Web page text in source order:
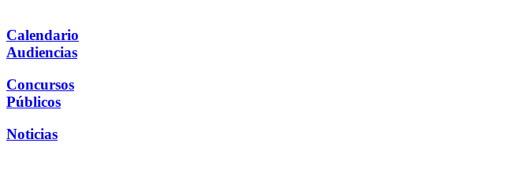
Calendario
Audiencias
Concursos
Públicos
Noticias